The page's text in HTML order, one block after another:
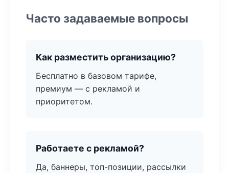
Часто задаваемые вопросы
Как разместить организацию?
Бесплатно в базовом тарифе,
премиум — с рекламой и
приоритетом.
Работаете с рекламой?
Да, баннеры, топ-позиции, рассылки